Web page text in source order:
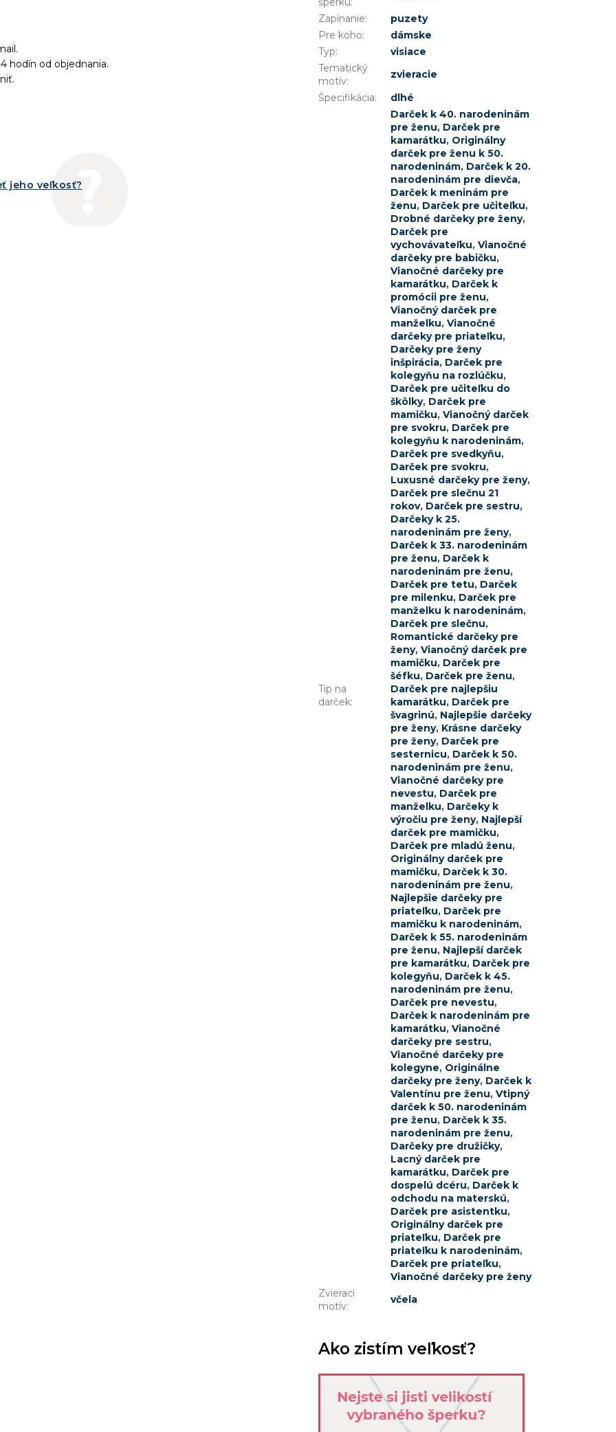
hodín od objednania.
jeho veľkosť?
Zapínanie:
puzety
Pre koho:
dámske
Typ:
visiace
Tematický
motív:
zvieracie
Špecifikácia: dlhé
Tip na
darček:
Darček k 40. narodeninám
pre ženu, Darček pre
kamarátku, Originálny
darček pre ženu k 50.
narodeninám, Darček k 20.
narodeninám pre dievča,
Darček k meninám pre
ženu, Darček pre učiteľku,
Drobné darčeky pre ženy,
Darček pre
vychovávateľku, Vianočné
darčeky pre babičku,
Vianočné darčeky pre
kamarátku, Darček k
promócii pre ženu,
Vianočný darček pre
manželku, Vianočné
darčeky pre priateľku,
Darčeky pre ženy
inšpirácia, Darček pre
kolegyňu na rozlúčku,
Darček pre učiteľku do
škôlky, Darček pre
mamičku, Vianočný darček
pre svokru, Darček pre
kolegyňu k narodeninám,
Darček pre svedkyňu,
Darček pre svokru,
Luxusné darčeky pre ženy,
Darček pre slečnu 21
rokov, Darček pre sestru,
Darčeky k 25.
narodeninám pre ženy,
Darček k 33. narodeninám
pre ženu, Darček k
narodeninám pre ženu,
Darček pre tetu, Darček
pre milenku, Darček pre
manželku k narodeninám,
Darček pre slečnu,
Romantické darčeky pre
ženy, Vianočný darček pre
mamičku, Darček pre
šéfku, Darček pre ženu,
Darček pre najlepšiu
kamarátku, Darček pre
švagrinú, Najlepšie darčeky
pre ženy, Krásne darčeky
pre ženy, Darček pre
sesternicu, Darček k 50.
narodeninám pre ženu,
Vianočné darčeky pre
nevestu, Darček pre
manželku, Darčeky k
výročiu pre ženy, Najlepší
darček pre mamičku,
Darček pre mladú ženu,
Originálny darček pre
mamičku, Darček k 30.
narodeninám pre ženu,
Najlepšie darčeky pre
priateľku, Darček pre
mamičku k narodeninám,
Darček k 55. narodeninám
pre ženu, Najlepší darček
pre kamarátku, Darček pre
kolegyňu, Darček k 45.
narodeninám pre ženu,
Darček pre nevestu,
Darček k narodeninám pre
kamarátku, Vianočné
darčeky pre sestru,
Vianočné darčeky pre
kolegyne, Originálne
darčeky pre ženy, Darček k
Valentínu pre ženu, Vtipný
darček k 50. narodeninám
pre ženu, Darček k 35.
narodeninám pre ženu,
Darčeky pre družičky,
Lacný darček pre
kamarátku, Darček pre
dospelú dcéru, Darček k
odchodu na materskú,
Darček pre asistentku,
Originálny darček pre
priateľku, Darček pre
priateľku k narodeninám,
Darček pre priateľku,
Vianočné darčeky pre ženy
Zvierací
motív:
včela
Ako zistím veľkosť?